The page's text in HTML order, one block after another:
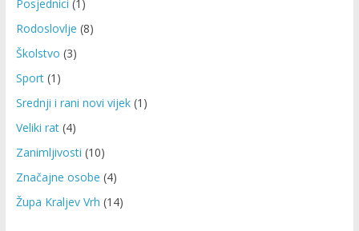
Posjednici (1)
Rodoslovlje (8)
Školstvo (3)
Sport(1)
Srednji i rani novi vijek(1)
Veliki rat(4)
Zanimljivosti (10)
Značajne osobe (4)
Župa Kraljev Vrh (14)